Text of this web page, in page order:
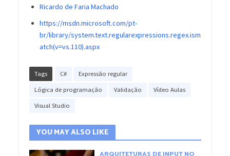
Ricardo de Faria Machado
https://msdn.microsoft.com/pt-
br/library/system.text.regularexpressions.regex.ism
atch(v=vs.110).aspx
Tags C# Expressão regular
Lógica de programação Validação Vídeo Aulas
Visual Studio
YOU MAY ALSO LIKE